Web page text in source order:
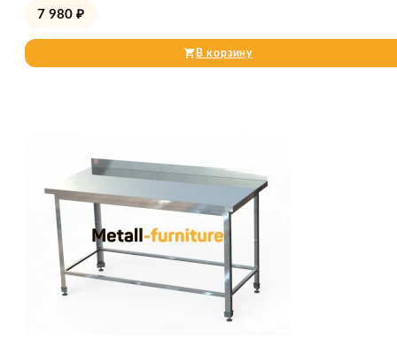
7 980 ₽
В корзину